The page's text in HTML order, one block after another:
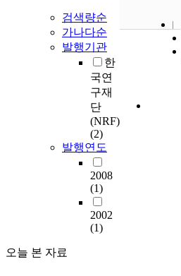
검색량순
가나다순
발행기관
한
국연
구재
단
(NRF)
(2)
발행연도
2008
(1)
2002
(1)
오늘 본 자료